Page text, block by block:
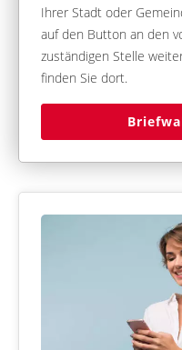
Ihrer Stadt oder
auf den Button an den
zuständigen Stelle
finden Sie dort.